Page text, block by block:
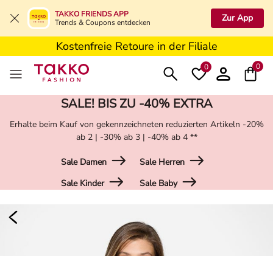
TAKKO FRIENDS APP
Trends & Coupons entdecken
Zur App
5€ Gutschein nach Registrierung*
Kostenfreie Lieferung ab 19,99€ in Deine Filiale
Kostenfreie Retoure in der Filiale
5€ Gutschein nach Registrierung*
0 0
SALE! BIS ZU -40% EXTRA
Erhalte beim Kauf von gekennzeichneten reduzierten Artikeln -20%
ab 2 | -30% ab 3 | -40% ab 4 **
Sale Damen
Sale Herren
Sale Kinder
Sale Baby